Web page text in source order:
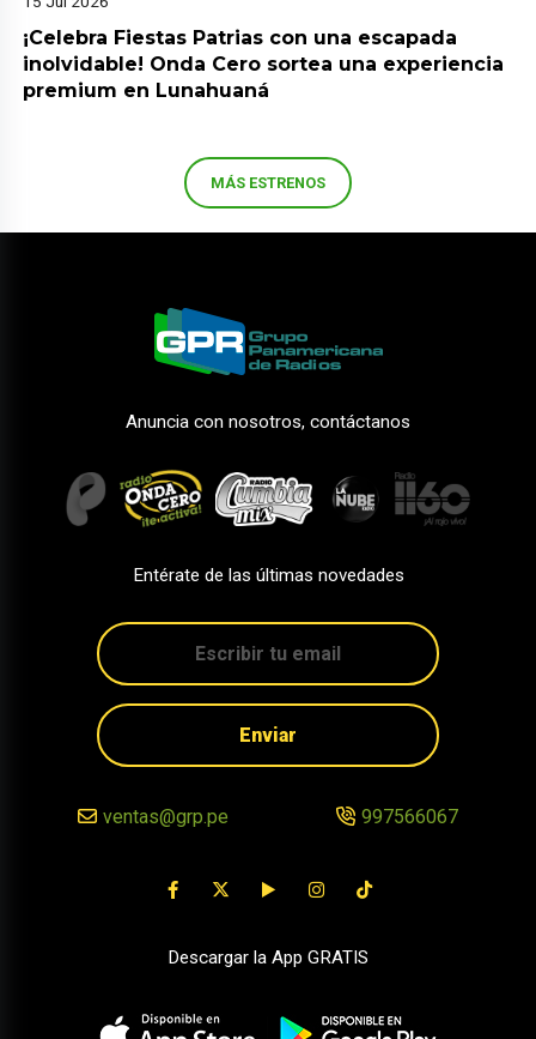
¡Celebra Fiestas Patrias con una escapada
inolvidable! Onda Cero sortea una experiencia
premium en Lunahuaná
MÁS ESTRENOS
Anuncia con nosotros, contáctanos
Entérate de las últimas novedades
Enviar
ventas@grp.pe 997566067
Descargar la App GRATIS